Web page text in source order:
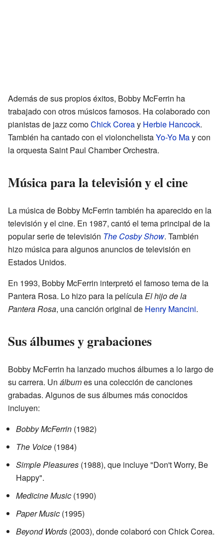
Además de sus propios éxitos, Bobby McFerrin ha
trabajado con otros músicos famosos. Ha colaborado con
pianistas de jazz comoChick Coreay Herbie Hancock.
También ha cantado con el violonchelistaYo-Yo May con
la orquesta Saint Paul Chamber Orchestra.
Música para la televisión y el cine
La música de Bobby McFerrin también ha aparecido en la
televisión y el cine. En 1987, cantó el tema principal de la
popular serie de televisión The Cosby Show. También
hizo música para algunos anuncios de televisión en
Estados Unidos.
En 1993, Bobby McFerrin interpretó el famoso tema de la
Pantera Rosa. Lo hizo para la películaEl hijo de la
Pantera Rosa, una canción original de Henry Mancini.
Sus álbumes y grabaciones
Bobby McFerrin ha lanzado muchos álbumes a lo largo de
su carrera. Un álbumes una colección de canciones
grabadas. Algunos de sus álbumes más conocidos
incluyen:
Bobby McFerrin (1982)
The Voice (1984)
Simple Pleasures (1988), que incluye "Don't Worry, Be
Happy".
Medicine Music (1990)
Paper Music (1995)
Beyond Words (2003), donde colaboró con Chick Corea.